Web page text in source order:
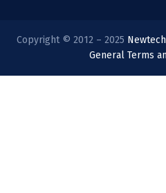
Copyright © 2012 – 2025
General Terms